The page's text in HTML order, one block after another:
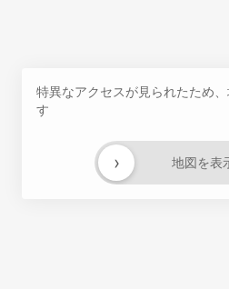
特異なアクセスが見られたため
す
地図を表
›